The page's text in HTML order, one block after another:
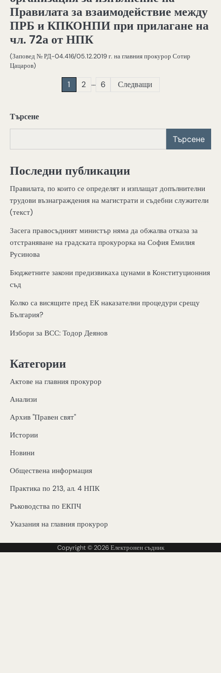
Правилата за взаимодействие между
ПРБ и КПКОНПИ при прилагане на
чл. 72а от НПК
(Заповед № РД-04.416/05.12.2019 г. на главния прокурор Сотир
Цацаров)
Навигация1 2 … 6 Следващи
Търсене
Търсене
Последни публикации
Правилата, по които се определят и изплащат допълнителни
трудови възнаграждения на магистрати и съдебни служители
(текст)
Засега правосъдният министър няма да обжалва отказа за
отстраняване на градската прокурорка на София Емилия
Русинова
Бюджетните закони предизвикаха цунами в Конституционния
съд
Колко са висящите пред ЕК наказателни процедури срещу
България?
Избори за ВСС: Тодор Деянов
Категории
Актове на главния прокурор
Анализи
Архив "Правен свят"
Истории
Новини
Обществена информация
Практика по 213, ал. 4 НПК
Ръководства по ЕКПЧ
Указания на главния прокурор
Copyright © 2026Електронен съдник